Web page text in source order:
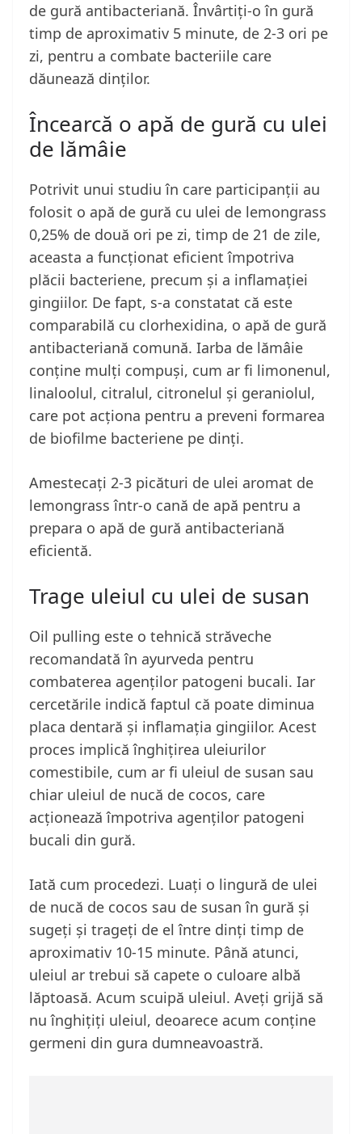
de gură antibacteriană. Învârtiți-o în gură
timp de aproximativ 5 minute, de 2-3 ori pe
zi, pentru a combate bacteriile care
dăunează dinților.
Încearcă o apă de gură cu ulei
de lămâie
Potrivit unui studiu în care participanții au
folosit o apă de gură cu ulei de lemongrass
0,25% de două ori pe zi, timp de 21 de zile,
aceasta a funcționat eficient împotriva
plăcii bacteriene, precum și a inflamației
gingiilor. De fapt, s-a constatat că este
comparabilă cu clorhexidina, o apă de gură
antibacteriană comună. Iarba de lămâie
conține mulți compuși, cum ar fi limonenul,
linaloolul, citralul, citronelul și geraniolul,
care pot acționa pentru a preveni formarea
de biofilme bacteriene pe dinți.
Amestecați 2-3 picături de ulei aromat de
lemongrass într-o cană de apă pentru a
prepara o apă de gură antibacteriană
eficientă.
Trage uleiul cu ulei de susan
Oil pulling este o tehnică străveche
recomandată în ayurveda pentru
combaterea agenților patogeni bucali. Iar
cercetările indică faptul că poate diminua
placa dentară și inflamația gingiilor. Acest
proces implică înghițirea uleiurilor
comestibile, cum ar fi uleiul de susan sau
chiar uleiul de nucă de cocos, care
acționează împotriva agenților patogeni
bucali din gură.
Iată cum procedezi. Luați o lingură de ulei
de nucă de cocos sau de susan în gură și
sugeți și trageți de el între dinți timp de
aproximativ 10-15 minute. Până atunci,
uleiul ar trebui să capete o culoare albă
lăptoasă. Acum scuipă uleiul. Aveți grijă să
nu înghițiți uleiul, deoarece acum conține
germeni din gura dumneavoastră.